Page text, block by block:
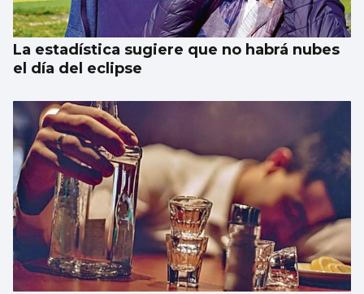
La estadística sugiere que no habrá nubes
el día del eclipse